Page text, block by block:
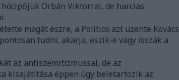
Orbán Viktorral, de harcias
magát észre, a Politico azt üzente Kovács
tudni, akarja, eszik-e vagy isszák a
az antiszemitizmussal, de az
kisajátítása éppen úgy beletartozik az